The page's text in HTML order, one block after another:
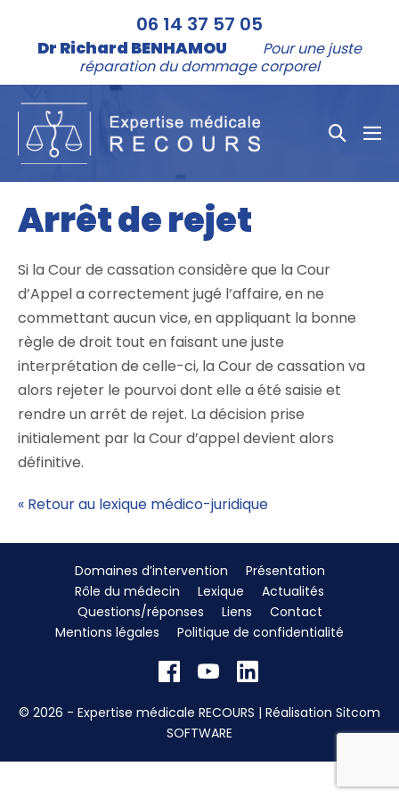
contenu
06 14 37 57 05
Dr Richard BENHAMOU
Pour une juste
réparation du dommage corporel
Arrêt de rejet
Si la Cour de cassation considère que la Cour
d’Appel a correctement jugé l’affaire, en ne
commettant aucun vice, en appliquant la bonne
règle de droit tout en faisant une juste
interprétation de celle-ci, la Cour de cassation va
alors rejeter le pourvoi dont elle a été saisie et
rendre un arrêt de rejet. La décision prise
initialement par la Cour d’appel devient alors
définitive.
« Retour au lexique médico-juridique
Domaines d’intervention
Présentation
Rôle du médecin
Lexique
Actualités
Questions/réponses
Liens
Contact
Mentions légales
Politique de confidentialité
© 2026 - Expertise médicale RECOURS | Réalisation Sitcom
SOFTWARE